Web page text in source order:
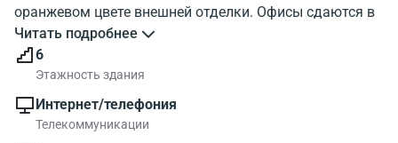
оранжевом цвете внешней отделки. Офисы сдаются в
аренду в данном объекте от 100 м2. В бц Дмитровское
шоссе 100 корпус 2 имеется кафе, ресторан, отделение
банка.
Читать подробнее
6
Этажность здания
Интернет/телефония
Телекоммуникации